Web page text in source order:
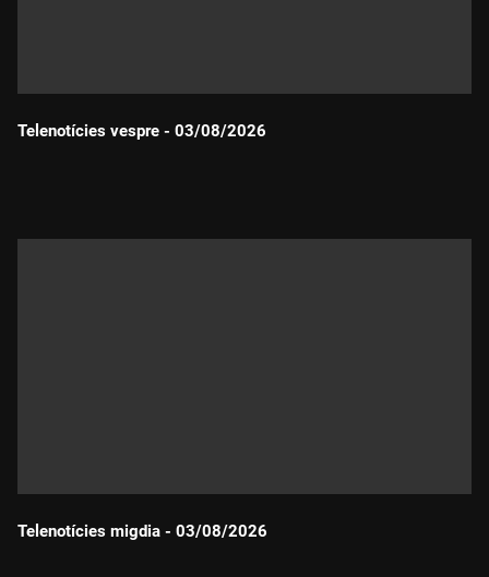
Telenotícies vespre - 03/08/2026
Telenotícies migdia - 03/08/2026